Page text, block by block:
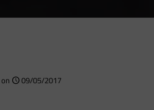
on 09/05/2017